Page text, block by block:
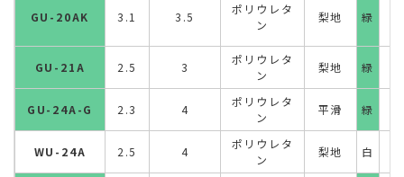
GU-20AK 3.1 3.5
ポリウレタ
ン
梨地 緑
GU-21A 2.5 3
ポリウレタ
ン
梨地 緑
GU-24A-G 2.3 4
ポリウレタ
ン
平滑 緑
WU-24A 2.5 4
ポリウレタ
ン
梨地 白